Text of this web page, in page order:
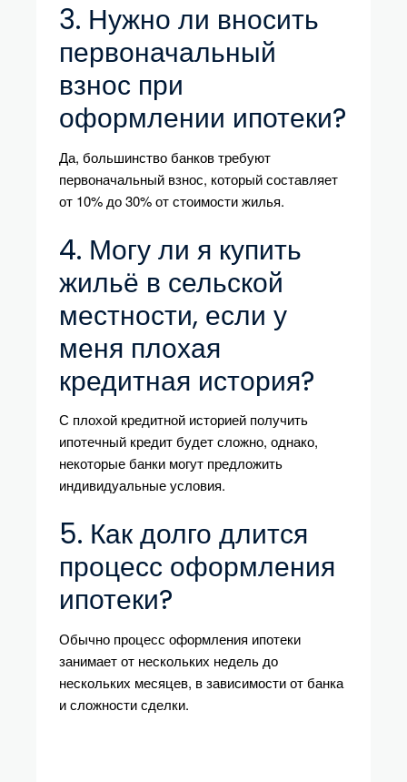
3. Нужно ли вносить
первоначальный
взнос при
оформлении ипотеки?
Да, большинство банков требуют
первоначальный взнос, который составляет
от 10% до 30% от стоимости жилья.
4. Могу ли я купить
жильё в сельской
местности, если у
меня плохая
кредитная история?
С плохой кредитной историей получить
ипотечный кредит будет сложно, однако,
некоторые банки могут предложить
индивидуальные условия.
5. Как долго длится
процесс оформления
ипотеки?
Обычно процесс оформления ипотеки
занимает от нескольких недель до
нескольких месяцев, в зависимости от банка
и сложности сделки.